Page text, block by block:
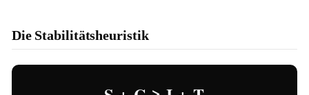
Die Stabilitätsheuristik